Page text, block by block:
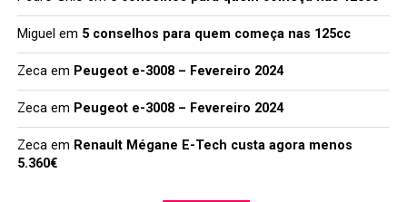
Miguel em 5 conselhos para quem começa nas 125cc
Zecaem Peugeot e-3008 – Fevereiro 2024
Zecaem Peugeot e-3008 – Fevereiro 2024
Zecaem Renault Mégane E-Tech custa agora menos
5.360€